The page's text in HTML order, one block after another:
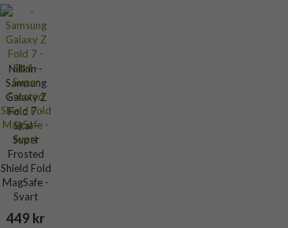
Nillkin -
Samsung
Galaxy Z
Fold 7 -
Skal -
Super
Frosted
Shield Fold
MagSafe -
Svart
449 kr